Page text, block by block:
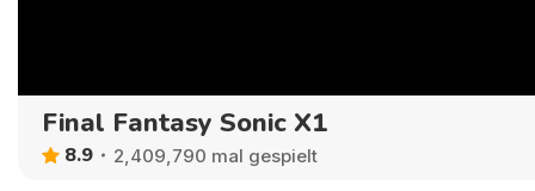
Final Fantasy Sonic X1
8.9 2,409,790 mal gespielt